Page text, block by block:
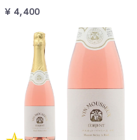
¥ 4,400